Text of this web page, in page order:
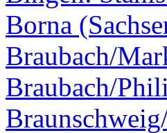
Borna
Braubach/
Braubach/